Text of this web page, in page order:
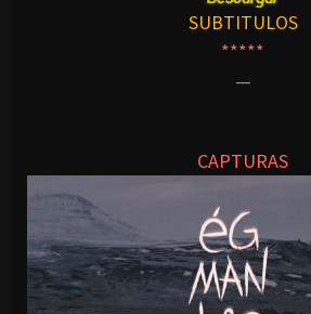
SUBTITULOS
*****
—
CAPTURAS